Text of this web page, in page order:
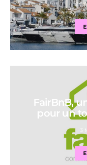
26
FairBnB,
pour un
3